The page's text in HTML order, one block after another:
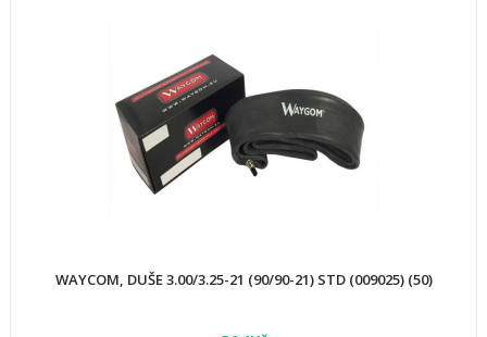
WAYCOM, DUŠE 3.00/3.25-21 (90/90-21) STD (009025) (50)